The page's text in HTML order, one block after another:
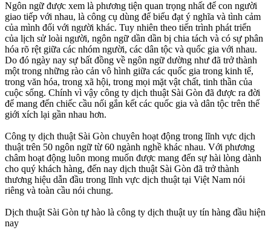
Ngôn ngữ được xem là phương tiện quan trọng nhất để con người
giao tiếp với nhau, là công cụ dùng để biểu đạt ý nghĩa và tình cảm
của mình đối với người khác. Tuy nhiên theo tiến trình phát triển
của lịch sử loài người, ngôn ngữ dần dần bị chia tách và có sự phân
hóa rõ rệt giữa các nhóm người, các dân tộc và quốc gia với nhau.
Do đó ngày nay sự bất đồng về ngôn ngữ dường như đã trở thành
một trong những rào cản vô hình giữa các quốc gia trong kinh tế,
trong văn hóa, trong xã hội, trong mọi mặt vật chất, tinh thần của
cuộc sống. Chính vì vậy công ty dịch thuật Sài Gòn đã được ra đời
để mang đến chiếc cầu nối gắn kết các quốc gia và dân tộc trên thế
giới xích lại gần nhau hơn.
Công ty dịch thuật Sài Gòn chuyên hoạt động trong lĩnh vực dịch
thuật trên 50 ngôn ngữ từ 60 ngành nghề khác nhau. Với phương
châm hoạt động luôn mong muốn được mang đến sự hài lòng dành
cho quý khách hàng, đến nay dịch thuật Sài Gòn đã trở thành
thương hiệu dẫn đầu trong lĩnh vực dịch thuật tại Việt Nam nói
riêng và toàn cầu nói chung.
Dịch thuật Sài Gòn tự hào là công ty dịch thuật uy tín hàng đầu hiện
nay